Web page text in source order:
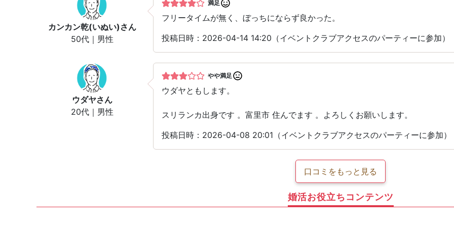
カンカン乾(いぬい) さん
50代｜男性
満足
フリータイムが無く、ぼっちにならず良かった。
投稿日時：2026-04-14 14:20（イベントクラブアクセスのパーティーに参加）
ウダヤさん
20代｜男性
やや満足
ウダヤともします。
スリランカ出身です 。富里市 住んでます 。よろしくお願いします。
投稿日時：2026-04-08 20:01（イベントクラブアクセスのパーティーに参加）
口コミをもっと見る
婚活お役立ちコンテンツ